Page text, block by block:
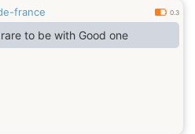
france 0.3
to be with Good one